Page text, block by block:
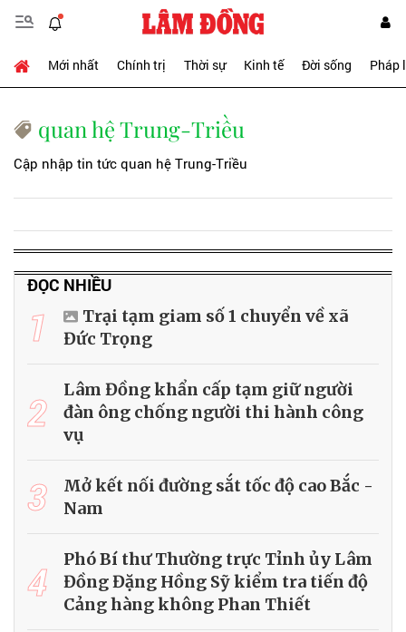
Mới nhất Chính trị Thời sự Kinh tế Đời sống Pháp
quan hệ Trung-Triều
Cập nhập tin tức quan hệ Trung-Triều
ĐỌC NHIỀU
1
Trại tạm giam số 1 chuyển về xã
Đức Trọng
2
Lâm Đồng khẩn cấp tạm giữ người
đàn ông chống người thi hành công
vụ
3
Mở kết nối đường sắt tốc độ cao Bắc -
Nam
4
Phó Bí thư Thường trực Tỉnh ủy Lâm
Đồng Đặng Hồng Sỹ kiểm tra tiến độ
Cảng hàng không Phan Thiết